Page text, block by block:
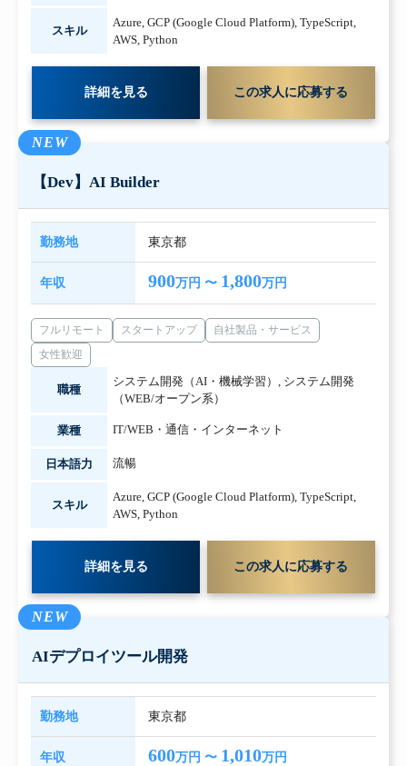
スキル
Azure, GCP (Google Cloud Platform), TypeScript,
AWS, Python
詳細を見る この求人に応募する
NEW
【Dev】AI Builder
勤務地 東京都
年収 900万円 〜 1,800万円
フルリモート スタートアップ
自社製品・サービス
女性歓迎
職種
システム開発（AI・機械学習） , システム開発
（WEB/オープン系）
業種 IT/WEB・通信・インターネット
日本語力 流暢
スキル
Azure, GCP (Google Cloud Platform), TypeScript,
AWS, Python
詳細を見る この求人に応募する
NEW
AIデプロイツール開発
勤務地 東京都
年収 600万円 〜 1,010万円